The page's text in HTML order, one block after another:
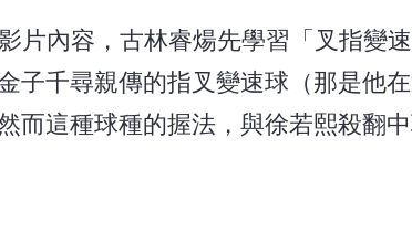
片內容，古林睿煬先學習「叉指變
子千尋親傳的指叉變速球（那是他
而這種球種的握法，與徐若熙殺翻